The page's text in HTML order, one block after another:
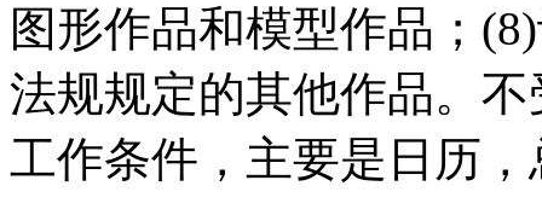
图形作品和模型作品；
法规规定的其他作品。
工作条件，主要是日历